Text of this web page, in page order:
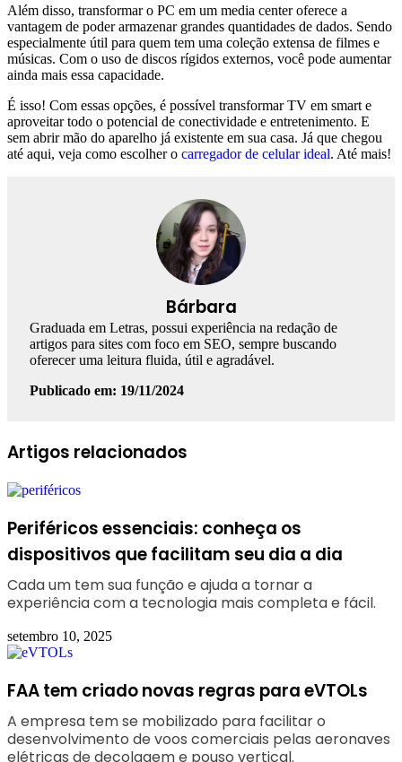
Além disso, transformar o PC em um media center oferece a
vantagem de poder armazenar grandes quantidades de dados. Sendo
especialmente útil para quem tem uma coleção extensa de filmes e
músicas. Com o uso de discos rígidos externos, você pode aumentar
ainda mais essa capacidade.
É isso! Com essas opções, é possível transformar TV em smart e
aproveitar todo o potencial de conectividade e entretenimento. E
sem abrir mão do aparelho já existente em sua casa. Já que chegou
até aqui, veja como escolher o carregador de celular ideal. Até mais!
Bárbara
Graduada em Letras, possui experiência na redação de
artigos para sites com foco em SEO, sempre buscando
oferecer uma leitura fluida, útil e agradável.
Publicado em: 19/11/2024
Facebook
Linkedin
WhatsApp
Telegram
Artigos relacionados
Periféricos essenciais: conheça os
dispositivos que facilitam seu dia a dia
Cada um tem sua função e ajuda a tornar a
experiência com a tecnologia mais completa e fácil.
setembro 10, 2025
FAA tem criado novas regras para eVTOLs
A empresa tem se mobilizado para facilitar o
desenvolvimento de voos comerciais pelas aeronaves
elétricas de decolagem e pouso vertical.